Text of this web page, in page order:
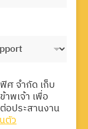
ศ จำกัด เก็บ
พเจ้า เพื่อ
อประสานงาน
ตัว